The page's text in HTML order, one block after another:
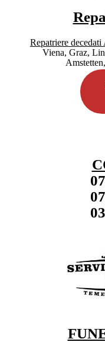
Repatriere decedati
Viena, Graz,